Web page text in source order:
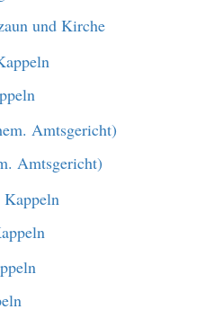
und Kirche
Amtsgericht)